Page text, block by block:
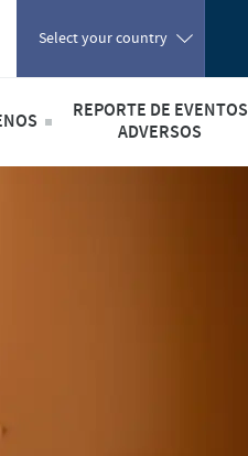
Select your country
Poland
REPORTE DE EVENTOS
ADVERSOS